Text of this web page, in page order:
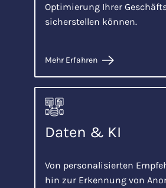
Optimierung Ihrer
sicherstellen können.
Mehr Erfahren
Daten & KI
Von personalisierten
hin zur Erkennung von